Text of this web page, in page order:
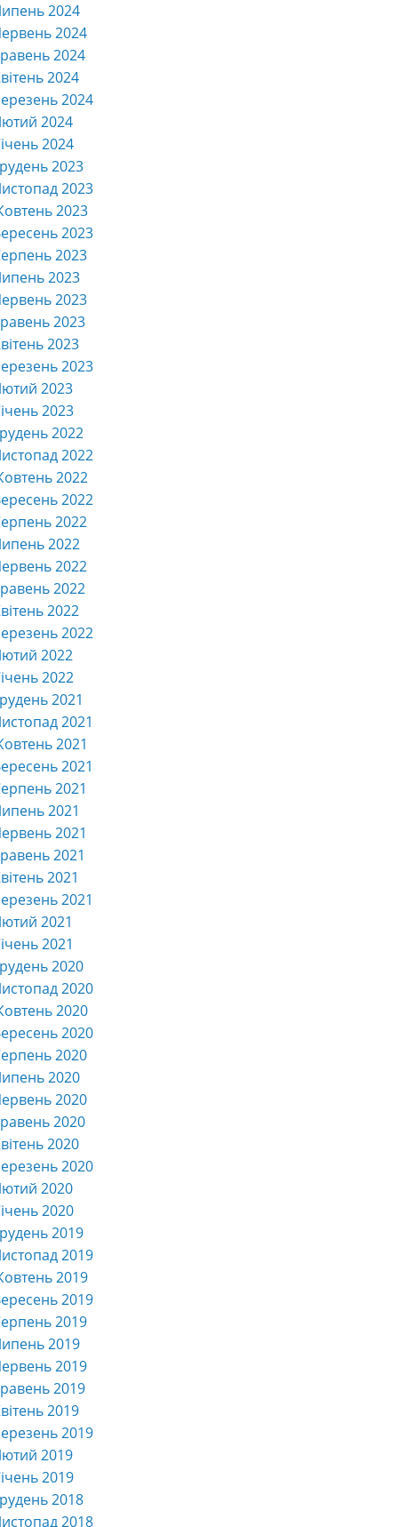
2024
2024
2024
2024
2024
2024
2024
2023
2023
2023
2023
2023
2023
2023
2023
2023
2023
2023
2023
2022
2022
2022
2022
2022
2022
2022
2022
2022
2022
2022
2022
2021
2021
2021
2021
2021
2021
2021
2021
2021
2021
2021
2021
2020
2020
2020
2020
2020
2020
2020
2020
2020
2020
2020
2020
2019
2019
2019
2019
2019
2019
2019
2019
2019
2019
2019
2019
2018
2018